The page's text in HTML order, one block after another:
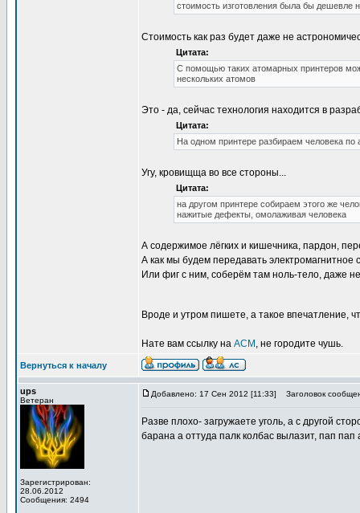
стоимость изготовления была бы дешевле
Стоимость как раз будет даже не
Цитата:
С помощью таких атомарных принтеров
нескольких атомов
Это - да, сейчас технология находится в
Цитата:
На одном принтере разбираем человека по
Угу, кровищща во все стороны...
Цитата:
на другом принтере собираем этого же
нажитые дефекты, омолаживая человека
А содержимое лёгких и кишечника, пардон,
А как мы будем передавать электромагнитное
Или фиг с ним, соберём там ноль-тело, даже
Вроде и утром пишете, а такое впечатление,
Нате вам ссылку на АСМ , не городите чушь.
Вернуться к началу
ups
Ветеран
Зарегистрирован:
28.06.2012
Сообщения: 2494
Добавлено: 17 Сен 2012 [11:33] Заголовок
Разве плохо- загружаете уголь, а с другой
барана а оттуда палк колбас вылазит, пап